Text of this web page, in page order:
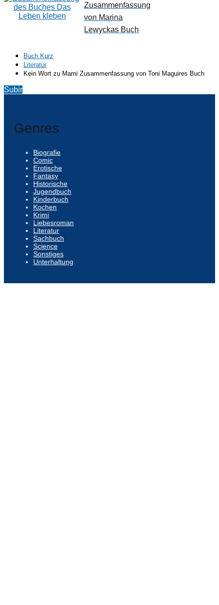
Zusammenfassung
von Marina
Lewyckas Buch
Buch Kurz
Literatur
Kein Wort zu Mami Zusammenfassung von Toni Maguires Buch
Subir
Genres
Biografie
Comic
Erotische
Fantasy
Historische
Jugendbuch
Kinderbuch
Kochen
Krimi
Liebesroman
Literatur
Sachbuch
Science
Sonstiges
Unterhaltung